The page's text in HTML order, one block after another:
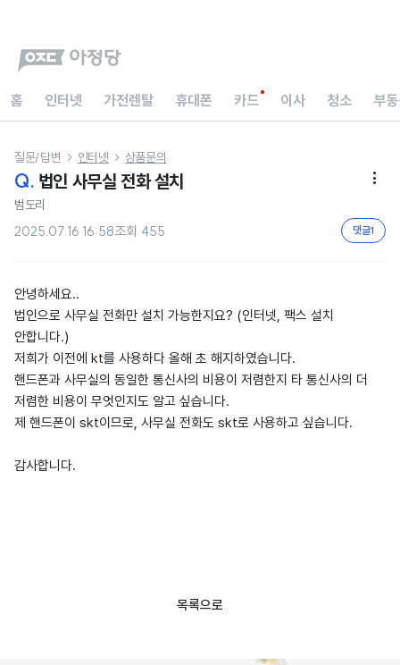
홈 인터넷 가전렌탈 휴대폰 카드 이사 청소 부
질문/답변  인터넷  상품문의
Q. 법인 사무실 전화 설치 
범도리
2025.07.16 16:58조회 455 댓글1
안녕하세요..
법인으로 사무실 전화만 설치 가능한지요? (인터넷, 팩스 설치
안합니다.)
저희가 이전에 kt를 사용하다 올해 초 해지하였습니다.
핸드폰과 사무실의 동일한 통신사의 비용이 저렴한지 타 통신사의 더
저렴한 비용이 무엇인지도 알고 싶습니다.
제 핸드폰이 skt이므로, 사무실 전화도 skt로 사용하고 싶습니다.
감사합니다.
목록으로